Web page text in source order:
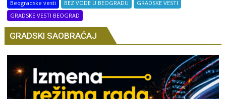
Beogradske vesti
BEZ VODE U BEOGRADU
GRADSKE VESTI
GRADSKE VESTI BEOGRAD
GRADSKI SAOBRAĆAJ